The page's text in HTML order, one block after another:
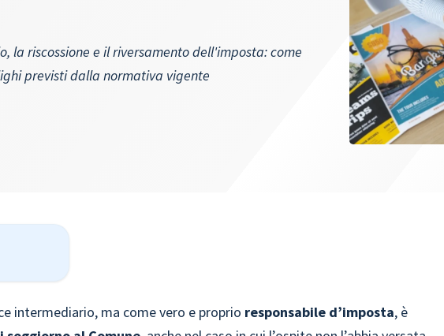
la riscossione e il riversamento dell'imposta: come
previsti dalla normativa vigente
intermediario, ma come vero e proprio responsabile d’imposta, è